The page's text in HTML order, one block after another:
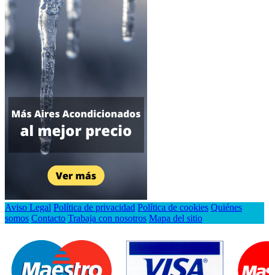
Aviso Legal Política de privacidad Política de cookies Quiénes
somos Contacto Trabaja con nosotros Mapa del sitio